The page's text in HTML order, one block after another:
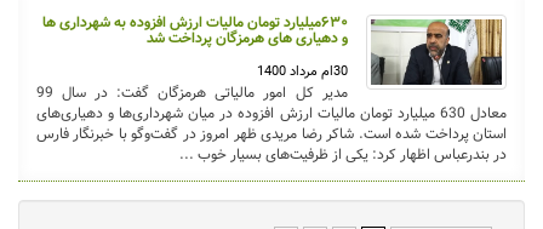
۶۳۰میلیارد تومان مالیات ارزش افزوده به شهرداری ها
و دهیاری های هرمزگان پرداخت شد
30ام مرداد 1400
مدیر کل امور مالیاتی هرمزگان گفت: در سال 99
معادل 630 میلیارد تومان مالیات ارزش افزوده در میان شهرداری‌ها و دهیاری‌های
استان پرداخت شده است. شاکر رضا مریدی ظهر امروز در گفت‌وگو با خبرنگار فارس
در بندرعباس اظهار کرد: یکی از ظرفیت‌های بسیار خوب ...